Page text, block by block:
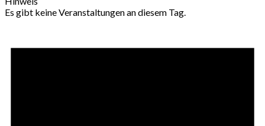
Es gibt keine Veranstaltungen an diesem Tag.